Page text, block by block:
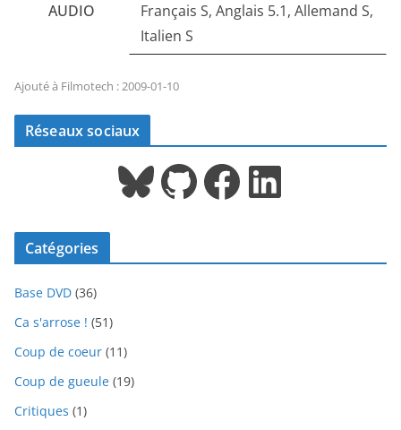
AUDIO
Français S, Anglais 5.1, Allemand S,
Italien S
Ajouté à Filmotech : 2009-01-10
Réseaux sociaux
Bluesky GitHub Facebook LinkedIn
Catégories
Base DVD (36)
Ca s'arrose ! (51)
Coup de coeur (11)
Coup de gueule (19)
Critiques (1)